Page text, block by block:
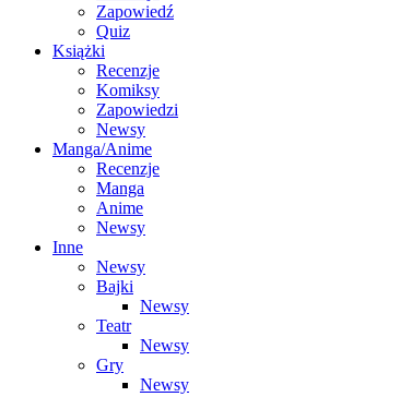
Zapowiedź
Quiz
Książki
Recenzje
Komiksy
Zapowiedzi
Newsy
Manga/Anime
Recenzje
Manga
Anime
Newsy
Inne
Newsy
Bajki
Newsy
Teatr
Newsy
Gry
Newsy